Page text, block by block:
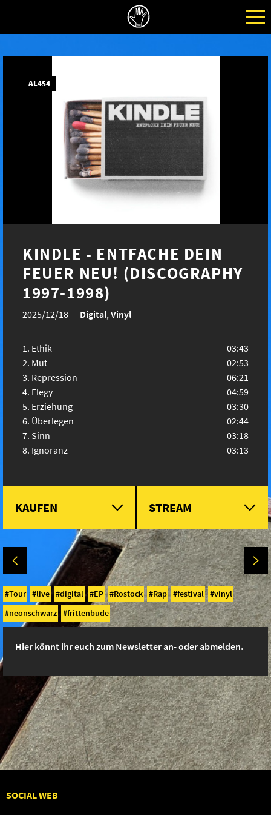
AL454
KINDLE - ENTFACHE DEIN
FEUER NEU! (DISCOGRAPHY
1997-1998)
2025/12/18— Digital,Vinyl
Ethik
03:43
Mut
02:53
Repression
06:21
Elegy
04:59
Erziehung
03:30
Überlegen
02:44
Sinn
03:18
Ignoranz
03:13
KAUFEN STREAM
Tour live digital EP Rostock Rap festival
vinyl
neonschwarz
frittenbude
Hier könnt ihr euch zum Newsletter an- oder abmelden.
SOCIAL WEB